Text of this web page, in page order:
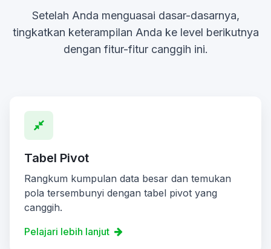
Setelah Anda menguasai dasar-dasarnya,
tingkatkan keterampilan Anda ke level berikutnya
dengan fitur-fitur canggih ini.
Tabel Pivot
Rangkum kumpulan data besar dan temukan
pola tersembunyi dengan tabel pivot yang
canggih.
Pelajari lebih lanjut